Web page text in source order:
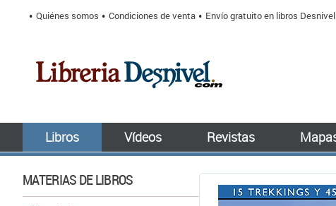
Quiénes somos Condiciones de venta Envío gratuito en libros Desnivel
Libros Vídeos Revistas
MATERIAS DE LIBROS